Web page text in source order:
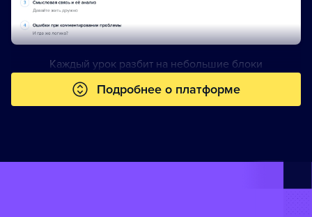
Каждый урок разбит на небольшие блоки
Подробнее о платформе